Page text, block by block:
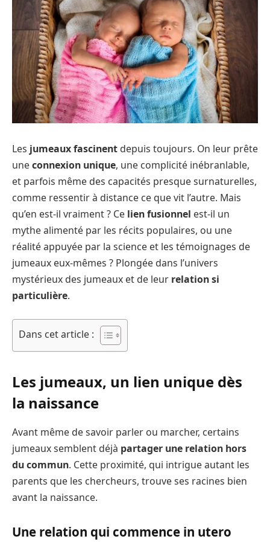
Les jumeaux fascinent depuis toujours. On leur prête
uneconnexion unique, une complicité inébranlable,
et parfois même des capacités presque surnaturelles,
comme ressentir à distance ce que vit l’autre. Mais
qu’en est-il vraiment ? Ce lien fusionnel est-il un
mythe alimenté par les récits populaires, ou une
réalité appuyée par la science et les témoignages de
jumeaux eux-mêmes ? Plongée dans l’univers
mystérieux des jumeaux et de leur relation si
particulière.
Dans cet article :
Les jumeaux, un lien unique dès
la naissance
Avant même de savoir parler ou marcher, certains
jumeaux semblent déjà partager une relation hors
du commun. Cette proximité, qui intrigue autant les
parents que les chercheurs, trouve ses racines bien
avant la naissance.
Une relation qui commence in utero